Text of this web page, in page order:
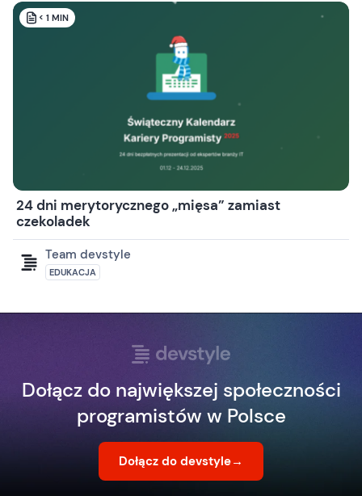
< 1 MIN
24 dni merytorycznego „mięsa” zamiast
czekoladek
Team devstyle
EDUKACJA
Dołącz do największej społeczności
programistów w Polsce
Dołącz do devstyle→